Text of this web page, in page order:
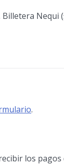
Nequi
.
los